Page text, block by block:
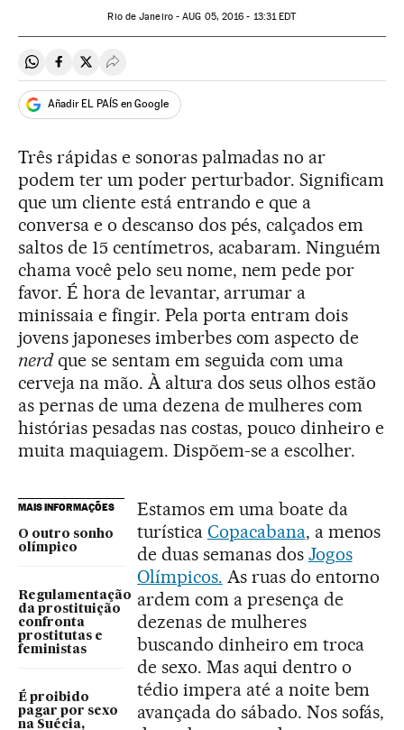
Rio de Janeiro -AUG 05, 2016 - 13:31EDT
Compartir en Whatsapp
Compartir en Facebook
Compartir en Twitter
Desplegar Redes Sociales
Añadir EL PAÍS en Google
Três rápidas e sonoras palmadas no ar
podem ter um poder perturbador. Significam
que um cliente está entrando e que a
conversa e o descanso dos pés, calçados em
saltos de 15 centímetros, acabaram. Ninguém
chama você pelo seu nome, nem pede por
favor. É hora de levantar, arrumar a
minissaia e fingir. Pela porta entram dois
jovens japoneses imberbes com aspecto de
nerdque se sentam em seguida com uma
cerveja na mão. À altura dos seus olhos estão
as pernas de uma dezena de mulheres com
histórias pesadas nas costas, pouco dinheiro e
muita maquiagem. Dispõem-se a escolher.
MAIS INFORMAÇÕES
O outro sonho
olímpico
Regulamentação
da prostituição
confronta
prostitutas e
feministas
É proibido
pagar por sexo
na Suécia,
Estamos em uma boate da
turística Copacabana, a menos
de duas semanas dos Jogos
Olímpicos. As ruas do entorno
ardem com a presença de
dezenas de mulheres
buscando dinheiro em troca
de sexo. Mas aqui dentro o
tédio impera até a noite bem
avançada do sábado. Nos sofás,